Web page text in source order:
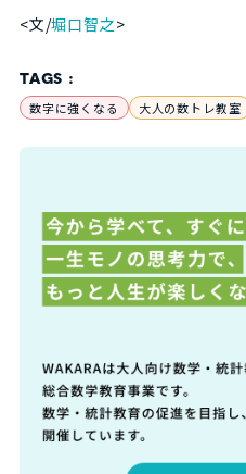
<文/堀口智之>
TAGS :
数字に強くなる 大人の数トレ教室